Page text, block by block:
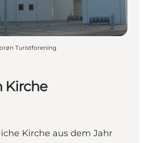
Kirche
Kirche aus dem Jahr
Turistforening